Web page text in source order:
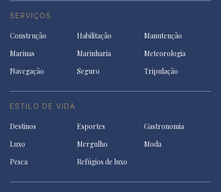
SERVIÇOS
Construção Habilitação
Manutenção
Marinas
Marinharia
Meteorologia
Navegação
Seguro Tripulação
ESTILO DE VIDA
Destinos Esportes
Gastronomia
Luxo
Mergulho
Moda
Pesca
Refúgios de luxo